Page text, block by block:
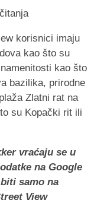
vraćaju se u
na Google
samo na
View